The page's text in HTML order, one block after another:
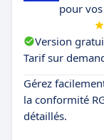
pour
Version
Tarif sur
Gérez
la conformité
détaillés.